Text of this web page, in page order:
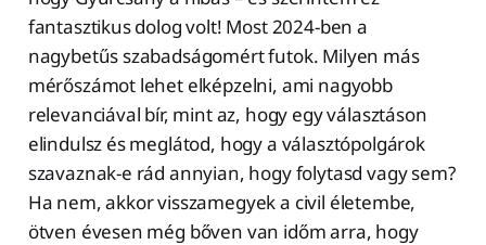
fantasztikus dolog volt! Most 2024-ben a
nagybetűs szabadságomért futok. Milyen más
mérőszámot lehet elképzelni, ami nagyobb
relevanciával bír, mint az, hogy egy választáson
elindulsz és meglátod, hogy a választópolgárok
szavaznak-e rád annyian, hogy folytasd vagy sem?
Ha nem, akkor visszamegyek a civil életembe,
ötven évesen még bőven van időm arra, hogy